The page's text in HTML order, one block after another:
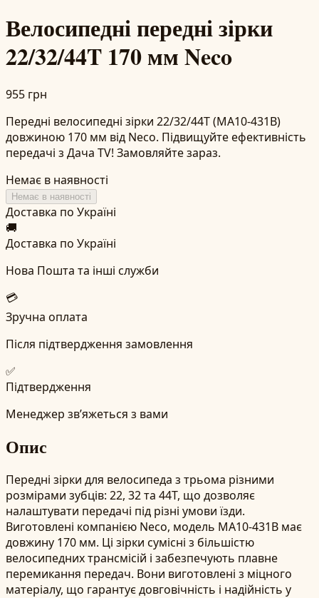
Велосипедні передні зірки
22/32/44T 170 мм Neco
955 грн
Передні велосипедні зірки 22/32/44T (MA10-431B)
довжиною 170 мм від Neco. Підвищуйте ефективність
передачі з Дача TV! Замовляйте зараз.
Немає в наявності
Немає в наявності
Доставка по Україні
🚚
Доставка по Україні
Нова Пошта та інші служби
💳
Зручна оплата
Після підтвердження замовлення
✅
Підтвердження
Менеджер зв’яжеться з вами
Опис
Передні зірки для велосипеда з трьома різними
розмірами зубців: 22, 32 та 44T, що дозволяє
налаштувати передачі під різні умови їзди.
Виготовлені компанією Neco, модель MA10-431B має
довжину 170 мм. Ці зірки сумісні з більшістю
велосипедних трансмісій і забезпечують плавне
перемикання передач. Вони виготовлені з міцного
матеріалу, що гарантує довговічність і надійність у